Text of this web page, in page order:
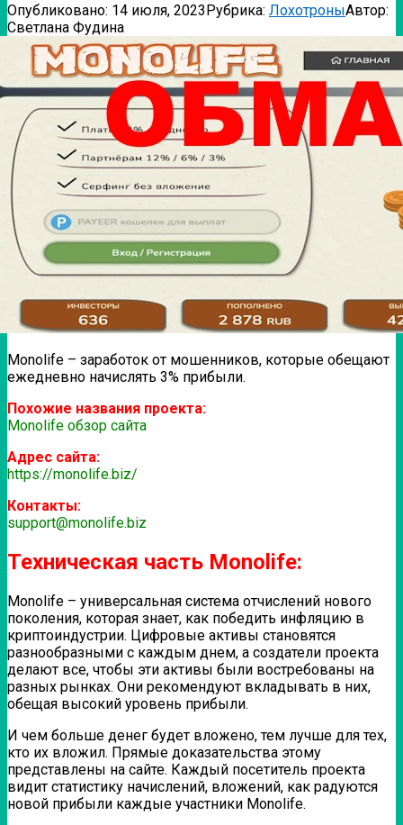
Опубликовано: 14 июля, 2023Рубрика: ЛохотроныАвтор:
Светлана Фудина
Monolife – заработок от мошенников, которые обещают
ежедневно начислять 3% прибыли.
Похожие названия проекта:
Monolife обзор сайта
Адрес сайта:
https://monolife.biz/
Контакты:
support@monolife.biz
Техническая часть Monolife:
Monolife – универсальная система отчислений нового
поколения, которая знает, как победить инфляцию в
криптоиндустрии. Цифровые активы становятся
разнообразными с каждым днем, а создатели проекта
делают все, чтобы эти активы были востребованы на
разных рынках. Они рекомендуют вкладывать в них,
обещая высокий уровень прибыли.
И чем больше денег будет вложено, тем лучше для тех,
кто их вложил. Прямые доказательства этому
представлены на сайте. Каждый посетитель проекта
видит статистику начислений, вложений, как радуются
новой прибыли каждые участники Monolife.